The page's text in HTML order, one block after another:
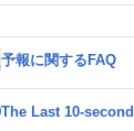
予報に関するFAQ
The Last 10-second